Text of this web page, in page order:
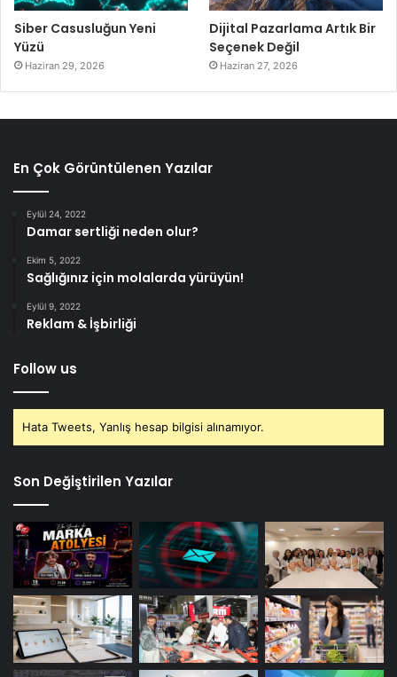
Siber Casusluğun Yeni
Yüzü
Haziran 29, 2026
Dijital Pazarlama Artık Bir
Seçenek Değil
Haziran 27, 2026
En Çok Görüntülenen Yazılar
Eylül 24, 2022
Damar sertliği neden olur?
Ekim 5, 2022
Sağlığınız için molalarda yürüyün!
Eylül 9, 2022
Reklam & İşbirliği
Follow us
Hata Tweets, Yanlış hesap bilgisi alınamıyor.
Son Değiştirilen Yazılar